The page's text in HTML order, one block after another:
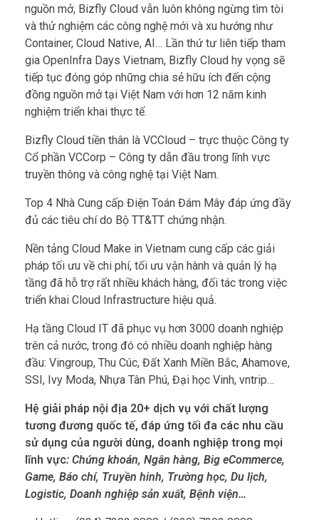
nguồn mở, Bizfly Cloud vẫn luôn không ngừng tìm tòi
và thử nghiệm các công nghệ mới và xu hướng như
Container, Cloud Native, AI… Lần thứ tư liên tiếp tham
gia OpenInfra Days Vietnam, Bizfly Cloud hy vọng sẽ
tiếp tục đóng góp những chia sẻ hữu ích đến cộng
đồng nguồn mở tại Việt Nam với hơn 12 năm kinh
nghiệm triển khai thực tế.
Bizfly Cloud tiền thân là VCCloud – trực thuộc Công ty
Cổ phần VCCorp – Công ty dẫn đầu trong lĩnh vực
truyền thông và công nghệ tại Việt Nam.
Top 4 Nhà Cung cấp Điện Toán Đám Mây đáp ứng đầy
đủ các tiêu chí do Bộ TT&TT chứng nhận.
Nền tảng Cloud Make in Vietnam cung cấp các giải
pháp tối ưu về chi phí, tối ưu vận hành và quản lý hạ
tầng đã hỗ trợ rất nhiều khách hàng, đối tác trong việc
triển khai Cloud Infrastructure hiệu quả.
Hạ tầng Cloud IT đã phục vụ hơn 3000 doanh nghiệp
trên cả nước, trong đó có nhiều doanh nghiệp hàng
đầu: Vingroup, Thu Cúc, Đất Xanh Miền Bắc, Ahamove,
SSI, Ivy Moda, Nhựa Tân Phú, Đại học Vinh, vntrip…
Hệ giải pháp nội địa 20+ dịch vụ với chất lượng
tương đương quốc tế, đáp ứng tối đa các nhu cầu
sử dụng của người dùng, doanh nghiệp trong mọi
lĩnh vực: Chứng khoán, Ngân hàng, Big eCommerce,
Game, Báo chí, Truyền hinh, Trường học, Du lịch,
Logistic, Doanh nghiệp sản xuất, Bệnh viện…